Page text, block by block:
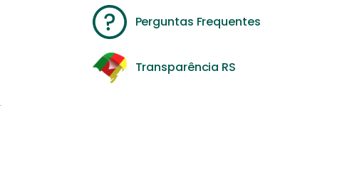
Perguntas Frequentes
Transparência RS